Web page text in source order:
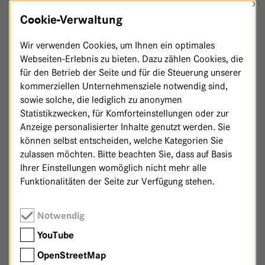
Tag pro Woche mit 5 bis 6 Therapieeinheiten á 45
Handelt es sich um Einzelbehandlungen oder um
ein Gruppenangebot?
Das Modul ist ein gruppentherapeutisches
Angebot mit einer Gruppengröße von bis zu 14
Menschen.
Gibt es eine Arbeitsunfähigkeitsbescheinigung
(AU)?
Für die Therapietage wird eine
Ist die Tagesklink barrierefrei?
Cookie-Verwaltung
×
Wir verwenden Cookies, um Ihnen ein optimales
Webseiten-Erlebnis zu bieten. Dazu zählen Cookies, die
für den Betrieb der Seite und für die Steuerung unserer
kommerziellen Unternehmensziele notwendig sind,
sowie solche, die lediglich zu anonymen
Statistikzwecken, für Komforteinstellungen oder zur
Anzeige personalisierter Inhalte genutzt werden. Sie
können selbst entscheiden, welche Kategorien Sie
zulassen möchten. Bitte beachten Sie, dass auf Basis
Ihrer Einstellungen womöglich nicht mehr alle
Funktionalitäten der Seite zur Verfügung stehen.
Notwendig
YouTube
OpenStreetMap